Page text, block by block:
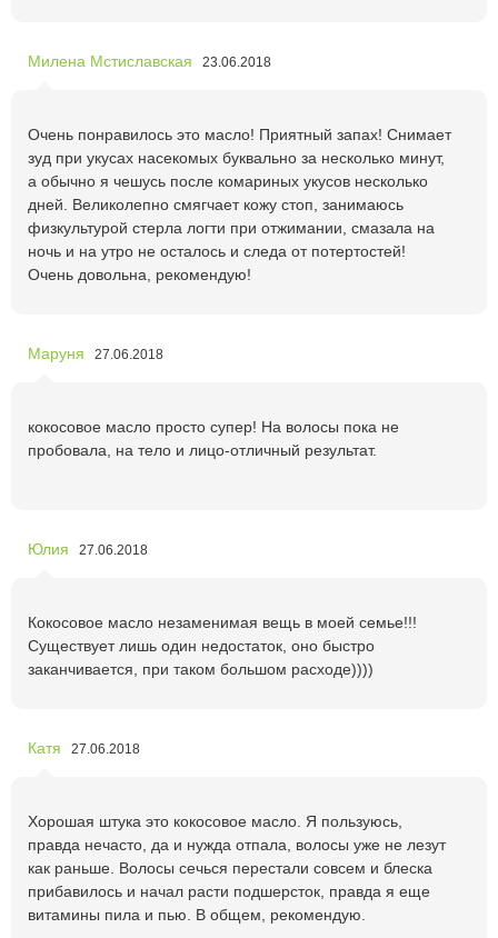
Милена Мстиславская 23.06.2018
Очень понравилось это масло! Приятный запах! Снимает
зуд при укусах насекомых буквально за несколько минут,
а обычно я чешусь после комариных укусов несколько
дней. Великолепно смягчает кожу стоп, занимаюсь
физкультурой стерла логти при отжимании, смазала на
ночь и на утро не осталось и следа от потертостей!
Очень довольна, рекомендую!
Маруня 27.06.2018
кокосовое масло просто супер! На волосы пока не
пробовала, на тело и лицо-отличный результат.
Юлия 27.06.2018
Кокосовое масло незаменимая вещь в моей семье!!!
Существует лишь один недостаток, оно быстро
заканчивается, при таком большом расходе))))
Катя 27.06.2018
Хорошая штука это кокосовое масло. Я пользуюсь,
правда нечасто, да и нужда отпала, волосы уже не лезут
как раньше. Волосы сечься перестали совсем и блеска
прибавилось и начал расти подшерсток, правда я еще
витамины пила и пью. В общем, рекомендую.